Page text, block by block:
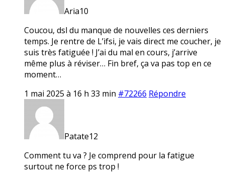
Aria10
Coucou, dsl du manque de nouvelles ces derniers
temps. Je rentre de L’ifsi, je vais direct me coucher, je
suis très fatiguée ! J’ai du mal en cours, j’arrive
même plus à réviser… Fin bref, ça va pas top en ce
moment…
1 mai 2025 à 16 h 33 min #72266 Répondre
Patate12
Comment tu va ? Je comprend pour la fatigue
surtout ne force ps trop !